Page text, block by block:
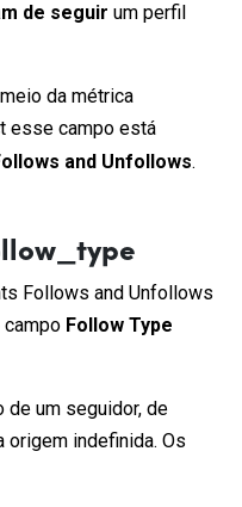
de seguir um perfil
da métrica
esse campo está
and Unfollows.
Follows and Unfollows
campo Follow Type
de um seguidor, de
origem indefinida. Os